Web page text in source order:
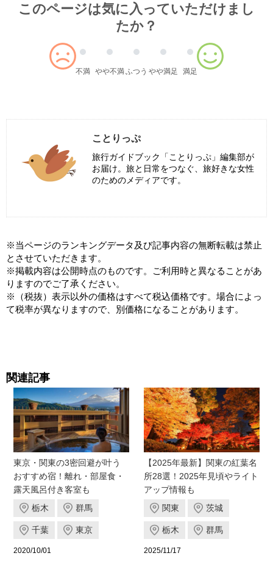
このページは気に入っていただけまし
たか？
不満 やや不満ふつう やや満足 満足
ことりっぷ
旅行ガイドブック「ことりっぷ」編集部が
お届け。旅と日常をつなぐ、旅好きな女性
のためのメディアです。
※当ページのランキングデータ及び記事内容の無断転載は禁止
とさせていただきます。
※掲載内容は公開時点のものです。ご利用時と異なることがあ
りますのでご了承ください。
※（税抜）表示以外の価格はすべて税込価格です。場合によっ
て税率が異なりますので、別価格になることがあります。
関連記事
東京・関東の3密回避が叶う
おすすめ宿！離れ・部屋食・
露天風呂付き客室も
栃木
群馬
千葉 東京
2020/10/01
【2025年最新】関東の紅葉名
所28選！2025年見頃やライト
アップ情報も
関東
茨城
栃木 群馬
2025/11/17